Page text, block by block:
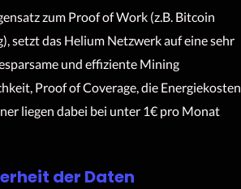
zum Proof of Work (z.B. Bitcoin
setzt das Helium Netzwerk auf eine sehr
und effiziente Mining
Proof of Coverage, die Energiekosten
liegen dabei bei unter 1€ pro Monat
der Daten